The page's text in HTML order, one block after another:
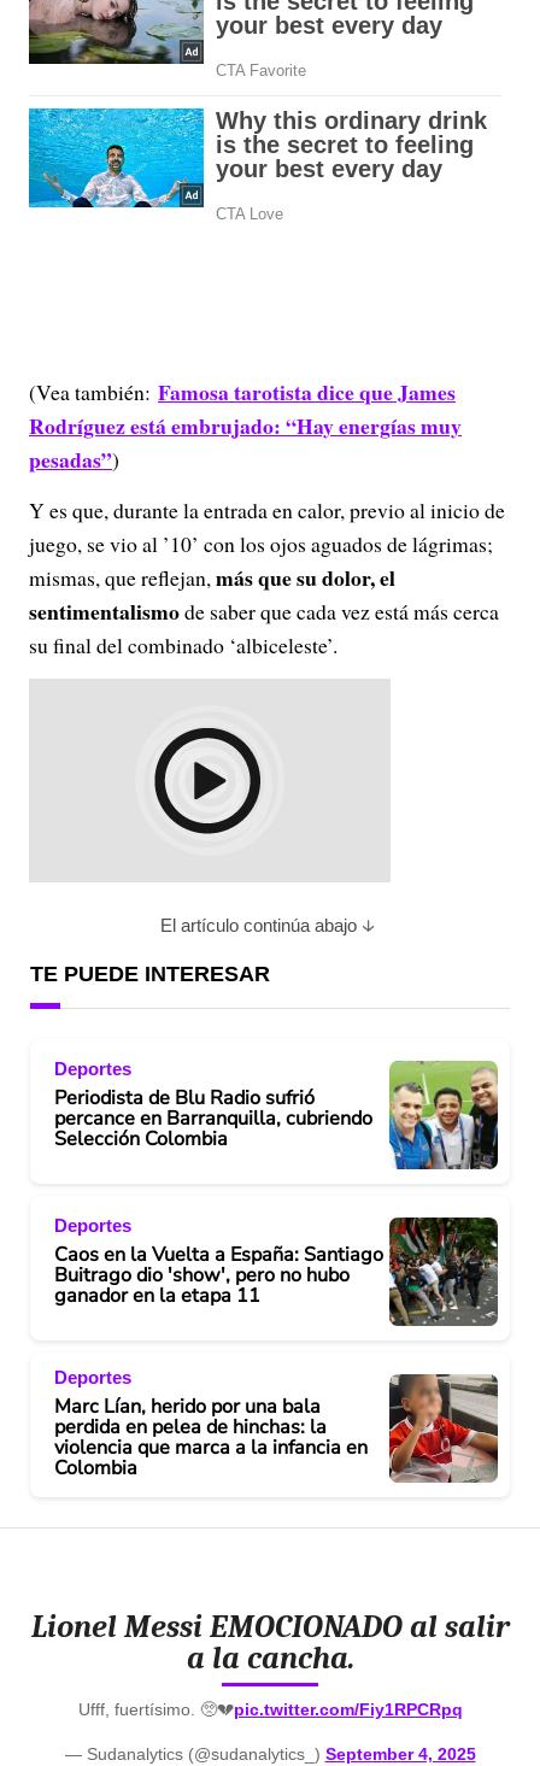
(Vea también: Famosa tarotista dice que James
Rodríguez está embrujado: “Hay energías muy
pesadas”)
Y es que, durante la entrada en calor, previo al inicio de
juego, se vio al ’10’ con los ojos aguados de lágrimas;
mismas, que reflejan,más que su dolor, el
sentimentalismode saber que cada vez está más cerca
su final del combinado ‘albiceleste’.
El artículo continúa abajo
TE PUEDE INTERESAR
Deportes
Periodista de Blu Radio sufrió
percance en Barranquilla, cubriendo
Selección Colombia
Deportes
Caos en la Vuelta a España: Santiago
Buitrago dio 'show', pero no hubo
ganador en la etapa 11
Deportes
Marc Lían, herido por una bala
perdida en pelea de hinchas: la
violencia que marca a la infancia en
Colombia
Lionel Messi EMOCIONADO al salir
a la cancha.
Ufff, fuertísimo. 🥺💔pic.twitter.com/Fiy1RPCRpq
— Sudanalytics (@sudanalytics_) September 4, 2025